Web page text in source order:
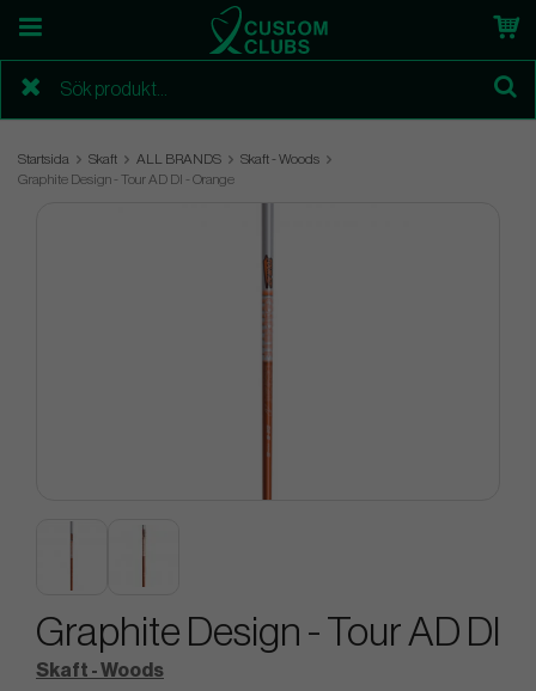
Startsida Skaft ALL BRANDS
Skaft - Woods
Graphite Design - Tour AD DI - Orange
Graphite Design - Tour AD DI
Skaft - Woods